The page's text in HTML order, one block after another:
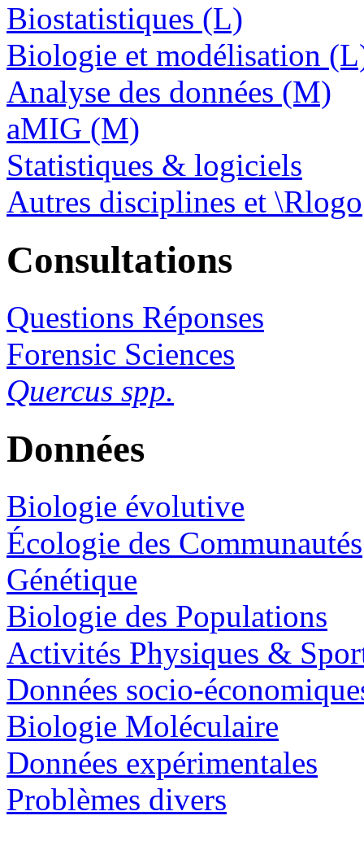
Biostatistiques (L)
Biologie et modélisation
Analyse des données (M)
aMIG (M)
Statistiques & logiciels
Autres disciplines et \Rlogo
Consultations
Questions Réponses
Forensic Sciences
Quercus spp.
Données
Biologie évolutive
Écologie des Communautés
Génétique
Biologie des Populations
Activités Physiques &
Données socio-
Biologie Moléculaire
Données expérimentales
Problèmes divers